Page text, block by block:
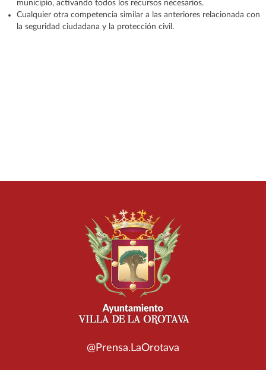
municipio, activando todos los recursos necesarios.
Cualquier otra competencia similar a las anteriores relacionada con
la seguridad ciudadana y la protección civil.
@Prensa.LaOrotava